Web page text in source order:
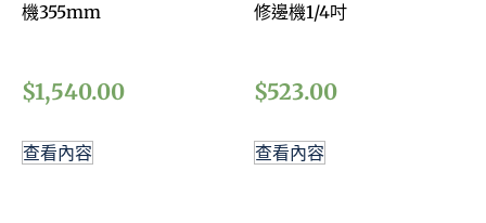
機355mm
$1,540.00
查看內容
修邊機1/4吋
$523.00
查看內容